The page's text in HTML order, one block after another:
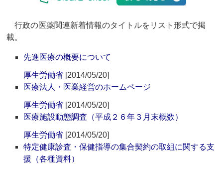
行政の医薬関連新着情報のタイトルをリスト形式で掲
載。
先進医療の概要について
厚生労働省 [2014/05/20]
医療法人・医業経営のホームページ
厚生労働省 [2014/05/20]
医療施設動態調査（平成２６年３月末概数）
厚生労働省 [2014/05/20]
特定健康診査・保健指導の集合契約の取組に関する支
援（各種資料）